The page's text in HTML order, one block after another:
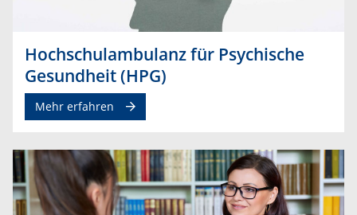
Hochschulambulanz für Psychische
Gesundheit (HPG)
Mehr erfahren